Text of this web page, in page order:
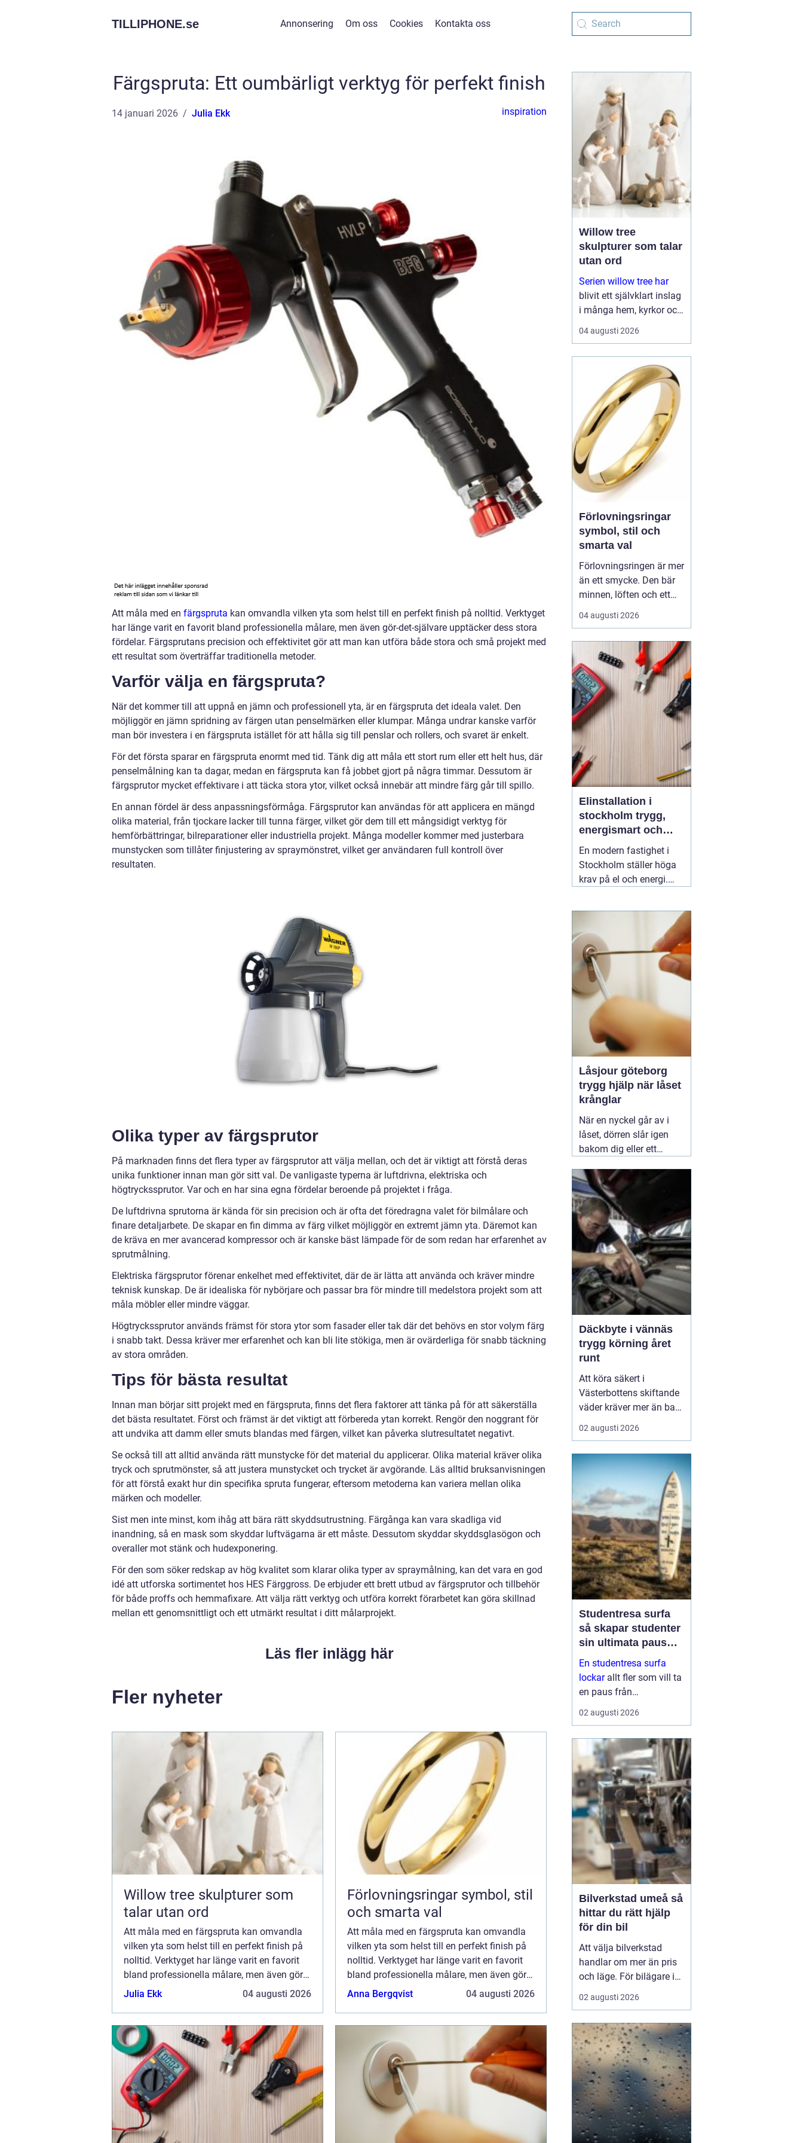
TILLIPHONE.se Annonsering Om oss Cookies Kontakta oss
Färgspruta: Ett oumbärligt verktyg för perfekt finish
14 januari 2026 Julia Ekk inspiration
Att måla med en färgspruta kan omvandla vilken yta som helst till en perfekt finish på nolltid. Verktyget
har länge varit en favorit bland professionella målare, men även gör-det-självare upptäcker dess stora
fördelar. Färgsprutans precision och effektivitet gör att man kan utföra både stora och små projekt med
ett resultat som överträffar traditionella metoder.
Varför välja en färgspruta?
När det kommer till att uppnå en jämn och professionell yta, är en färgspruta det ideala valet. Den
möjliggör en jämn spridning av färgen utan penselmärken eller klumpar. Många undrar kanske varför
man bör investera i en färgspruta istället för att hålla sig till penslar och rollers, och svaret är enkelt.
För det första sparar en färgspruta enormt med tid. Tänk dig att måla ett stort rum eller ett helt hus, där
penselmålning kan ta dagar, medan en färgspruta kan få jobbet gjort på några timmar. Dessutom är
färgsprutor mycket effektivare i att täcka stora ytor, vilket också innebär att mindre färg går till spillo.
En annan fördel är dess anpassningsförmåga. Färgsprutor kan användas för att applicera en mängd
olika material, från tjockare lacker till tunna färger, vilket gör dem till ett mångsidigt verktyg för
hemförbättringar, bilreparationer eller industriella projekt. Många modeller kommer med justerbara
munstycken som tillåter finjustering av spraymönstret, vilket ger användaren full kontroll över
resultaten.
Olika typer av färgsprutor
På marknaden finns det flera typer av färgsprutor att välja mellan, och det är viktigt att förstå deras
unika funktioner innan man gör sitt val. De vanligaste typerna är luftdrivna, elektriska och
högtryckssprutor. Var och en har sina egna fördelar beroende på projektet i fråga.
De luftdrivna sprutorna är kända för sin precision och är ofta det föredragna valet för bilmålare och
finare detaljarbete. De skapar en fin dimma av färg vilket möjliggör en extremt jämn yta. Däremot kan
de kräva en mer avancerad kompressor och är kanske bäst lämpade för de som redan har erfarenhet av
sprutmålning.
Elektriska färgsprutor förenar enkelhet med effektivitet, där de är lätta att använda och kräver mindre
teknisk kunskap. De är idealiska för nybörjare och passar bra för mindre till medelstora projekt som att
måla möbler eller mindre väggar.
Högtryckssprutor används främst för stora ytor som fasader eller tak där det behövs en stor volym färg
i snabb takt. Dessa kräver mer erfarenhet och kan bli lite stökiga, men är ovärderliga för snabb täckning
av stora områden.
Tips för bästa resultat
Innan man börjar sitt projekt med en färgspruta, finns det flera faktorer att tänka på för att säkerställa
det bästa resultatet. Först och främst är det viktigt att förbereda ytan korrekt. Rengör den noggrant för
att undvika att damm eller smuts blandas med färgen, vilket kan påverka slutresultatet negativt.
Se också till att alltid använda rätt munstycke för det material du applicerar. Olika material kräver olika
tryck och sprutmönster, så att justera munstycket och trycket är avgörande. Läs alltid bruksanvisningen
för att förstå exakt hur din specifika spruta fungerar, eftersom metoderna kan variera mellan olika
märken och modeller.
Sist men inte minst, kom ihåg att bära rätt skyddsutrustning. Färgånga kan vara skadliga vid
inandning, så en mask som skyddar luftvägarna är ett måste. Dessutom skyddar skyddsglasögon och
overaller mot stänk och hudexponering.
För den som söker redskap av hög kvalitet som klarar olika typer av spraymålning, kan det vara en god
idé att utforska sortimentet hos HES Färggross. De erbjuder ett brett utbud av färgsprutor och tillbehör
för både proffs och hemmafixare. Att välja rätt verktyg och utföra korrekt förarbetet kan göra skillnad
mellan ett genomsnittligt och ett utmärkt resultat i ditt målarprojekt.
Läs fler inlägg här
Fler nyheter
Willow tree skulpturer som
talar utan ord
Att måla med en färgspruta kan omvandla
vilken yta som helst till en perfekt finish på
nolltid. Verktyget har länge varit en favorit
bland professionella målare, men även gör-
det-självare upptäcker dess...
Julia Ekk 04 augusti 2026
Förlovningsringar symbol, stil
och smarta val
Att måla med en färgspruta kan omvandla
vilken yta som helst till en perfekt finish på
nolltid. Verktyget har länge varit en favorit
bland professionella målare, men även gör-
det-självare upptäcker dess...
Anna Bergqvist 04 augusti 2026
Willow tree
skulpturer som talar
utan ord
Serien willow tree har
blivit ett självklart inslag
i många hem, kyrkor och
arbetsrum. De stilla
figurerna utan ansikten
känslor. De uttrycker
kärlek, sorg, hopp och
tacksa...
04 augusti 2026
Förlovningsringar
symbol, stil och
smarta val
Förlovningsringen är mer
än ett smycke. Den bär
minnen, löften och ett
vardagsliv tillsammans.
Samtidigt innebär valet
vilket material håller
bäst, hur skiljer sig olika
stilar åt och hur hittar
man rätt storlek utan
stress? Med...
04 augusti 2026
Elinstallation i
stockholm trygg,
energismart och
framtidssäker el i
fastigheten
En modern fastighet i
Stockholm ställer höga
krav på el och energi.
värmepumpar,
ventilation, laddboxar
och solcellsbatterier ska
fungera tillsammans
säkert, effektivt och utan
onödigt krångel. En
augusti 2026
Låsjour göteborg
trygg hjälp när låset
krånglar
När en nyckel går av i
låset, dörren slår igen
bakom dig eller ett
och karm, uppstår ofta
stress och osäkerhet. I
den stunden spelar
klockslaget ingen roll du
behöver hjälp direkt. En
03 augusti 2026
Däckbyte i vännäs
trygg körning året
runt
Att köra säkert i
Västerbottens skiftande
väder kräver mer än bara
ett körkort och en pålitlig
bil. Däckens skick och
roll för både
bromssträcka, kontroll
och komfort. I en ort
som Vännäs, där
vintrarna ofta är långa
och vägar...
02 augusti 2026
Studentresa surfa
så skapar studenter
sin ultimata paus
från plugget
En studentresa surfa
lockarallt fler som vill ta
en paus från
föreläsningar, tentaplugg
och sena kvällar i
både fysisk utmaning
och mental
återhämtning, samtidigt
som ...
02 augusti 2026
Bilverkstad umeå så
hittar du rätt hjälp
för din bil
Att välja bilverkstad
handlar om mer än pris
och läge. För bilägare i
Umeå väger trygghet,
tillgänglighet och tydliga
tungt. Enmodern
bilverkst...
02 augusti 2026